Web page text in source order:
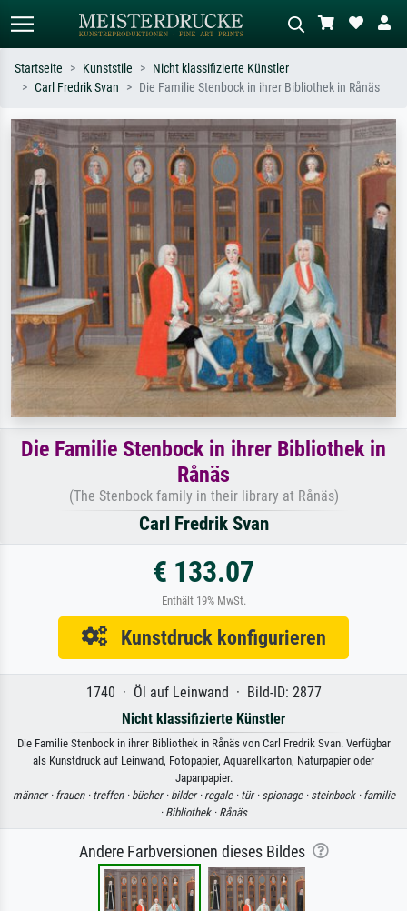
Suchen Sie nach Künstlern, Werktiteln
oder Stilen – z.B. Monet,
Sternennacht, Impressionismus, Welle
Hokusai, Akt.
Beschreiben Sie die Szene – z.B. Grüne
Wiese, Abstrakt mit viel Rot, Dunkles
Ölgemälde, Stehender Akt neben einem
Baum.
Startseite Kunststile
Nicht klassifizierte Künstler
Carl Fredrik Svan
Die Familie Stenbock in ihrer Bibliothek in Rånäs
Die Familie Stenbock in ihrer Bibliothek in
Rånäs
(The Stenbock family in their library at Rånäs)
Carl Fredrik Svan
€ 133.07
Enthält 19% MwSt.
Kunstdruck konfigurieren
1740 · Öl auf Leinwand · Bild-ID: 2877
Nicht klassifizierte Künstler
Die Familie Stenbock in ihrer Bibliothek in Rånäs von Carl Fredrik Svan. Verfügbar
als Kunstdruck auf Leinwand, Fotopapier, Aquarellkarton, Naturpapier oder
Japanpapier.
männer · frauen · treffen · bücher · bilder · regale · tür · spionage · steinbock · familie
· Bibliothek · Rånäs
Andere Farbversionen dieses Bildes